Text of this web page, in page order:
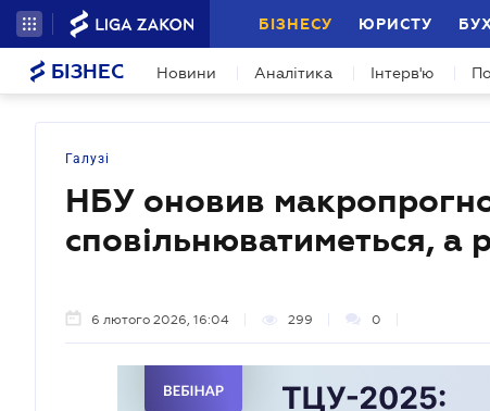
БІЗНЕСУ ЮРИСТУ
БІЗНЕС Новини Аналітика Інтерв'ю
Галузі
НБУ оновив
сповільнюватиметься, а
6 лютого 2026, 16:04 299 0